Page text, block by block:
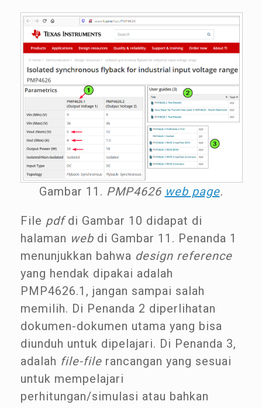
Gambar 11. PMP4626 web page.
File pdfdi Gambar 10 didapat di
halaman web di Gambar 11. Penanda 1
menunjukkan bahwa design reference
yang hendak dipakai adalah
PMP4626.1, jangan sampai salah
memilih. Di Penanda 2 diperlihatan
dokumen-dokumen utama yang bisa
diunduh untuk dipelajari. Di Penanda 3,
adalah file-file rancangan yang sesuai
untuk mempelajari
perhitungan/simulasi atau bahkan